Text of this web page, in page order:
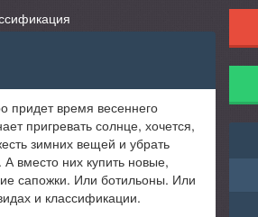
придет время весеннего
пригревать солнце, хочется,
зимних вещей и убрать
А вместо них купить новые,
сапожки. Или ботильоны. Или
и классификации.